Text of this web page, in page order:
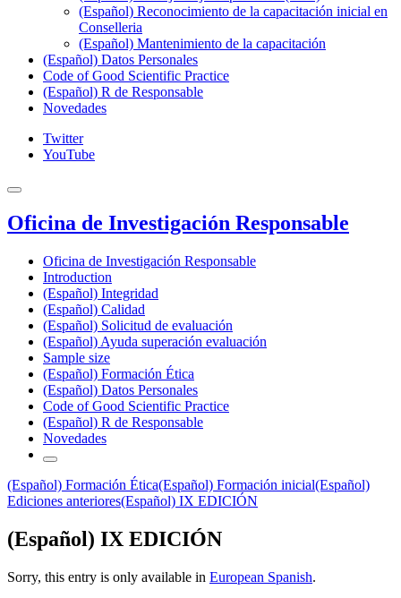
(Español) Reconocimiento de la capacitación inicial en
Conselleria
(Español) Mantenimiento de la capacitación
(Español) Datos Personales
Code of Good Scientific Practice
(Español) R de Responsable
Novedades
Twitter
YouTube
Oficina de Investigación Responsable
Oficina de Investigación Responsable
Introduction
(Español) Integridad
(Español) Calidad
(Español) Solicitud de evaluación
(Español) Ayuda superación evaluación
Sample size
(Español) Formación Ética
(Español) Datos Personales
Code of Good Scientific Practice
(Español) R de Responsable
Novedades
(Español) Formación Ética(Español) Formación inicial(Español)
Ediciones anteriores(Español) IX EDICIÓN
(Español) IX EDICIÓN
Sorry, this entry is only available in European Spanish.